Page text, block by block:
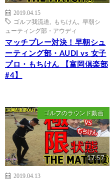
2019.04.15
ゴルフ我流道
もちけん
早朝シ
ューティング部・アウディ
マッチプレー対決！早朝シュ
ーティング部・AUDI vs 女子
プロ・もちけん 【富岡倶楽部
#4】
ゴルフのラウンド動画
17:57
2019.04.13